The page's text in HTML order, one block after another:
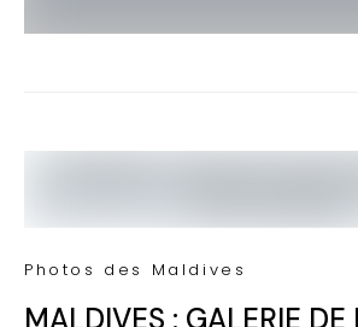
Photos des Maldives
MALDIVES : GALERIE DE